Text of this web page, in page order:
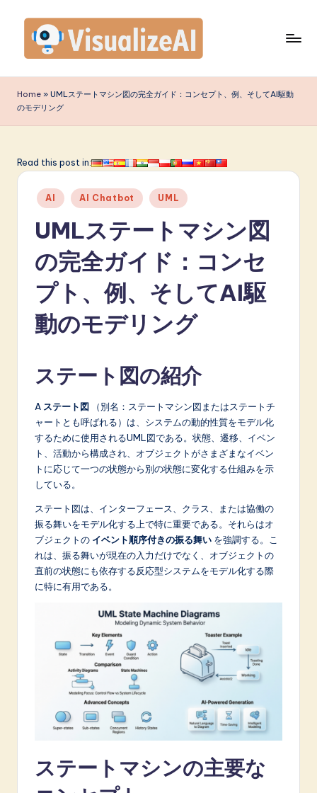
content
is
u
li
A
p
Home » UMLステートマシン図の完全ガイド：コンセプト、例、そしてAI駆動
のモデリング
Read this post in:
Posted
in
AI AI Chatbot UML
UMLステートマシン図
の完全ガイド：コンセ
プト、例、そしてAI駆
動のモデリング
ステート図の紹介
A ステート図 （別名：ステートマシン図またはステートチ
ャートとも呼ばれる）は、システムの動的性質をモデル化
するために使用されるUML図である。状態、遷移、イベン
ト、活動から構成され、オブジェクトがさまざまなイベン
トに応じて一つの状態から別の状態に変化する仕組みを示
している。
ステート図は、インターフェース、クラス、または協働の
振る舞いをモデル化する上で特に重要である。それらはオ
ブジェクトの イベント順序付きの振る舞い を強調する。こ
れは、振る舞いが現在の入力だけでなく、オブジェクトの
直前の状態にも依存する反応型システムをモデル化する際
に特に有用である。
ステートマシンの主要な